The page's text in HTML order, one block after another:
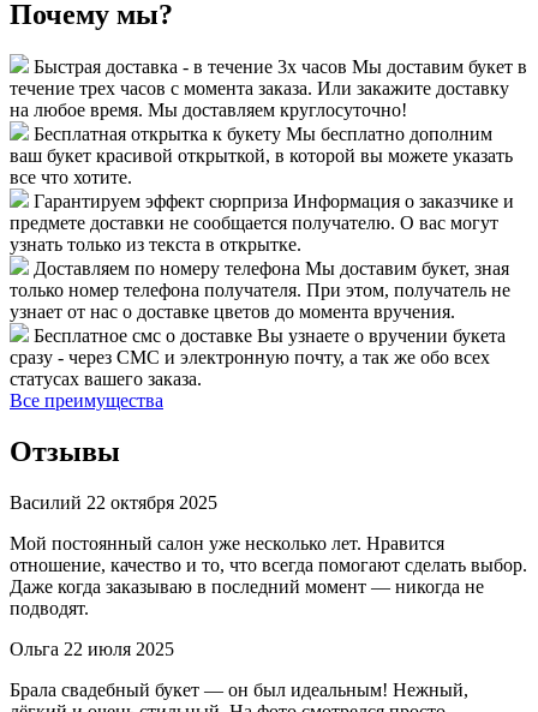
Почему мы?
Быстрая доставка - в течение 3х часов Мы доставим букет в
течение трех часов с момента заказа. Или закажите доставку
на любое время. Мы доставляем круглосуточно!
Бесплатная открытка к букету Мы бесплатно дополним
ваш букет красивой открыткой, в которой вы можете указать
все что хотите.
Гарантируем эффект сюрприза Информация о заказчике и
предмете доставки не сообщается получателю. О вас могут
узнать только из текста в открытке.
Доставляем по номеру телефона Мы доставим букет, зная
только номер телефона получателя. При этом, получатель не
узнает от нас о доставке цветов до момента вручения.
Бесплатное смс о доставке Вы узнаете о вручении букета
сразу - через СМС и электронную почту, а так же обо всех
статусах вашего заказа.
Все преимущества
Отзывы
Василий 22 октября 2025
Мой постоянный салон уже несколько лет. Нравится
отношение, качество и то, что всегда помогают сделать выбор.
Даже когда заказываю в последний момент — никогда не
подводят.
Ольга 22 июля 2025
Брала свадебный букет — он был идеальным! Нежный,